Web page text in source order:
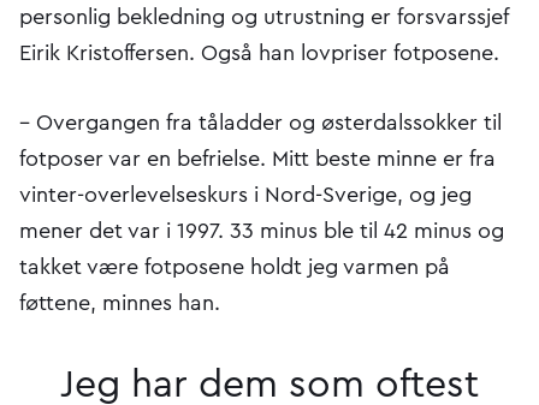
personlig bekledning og utrustning er forsvarssjef
Eirik Kristoffersen. Også han lovpriser fotposene.
– Overgangen fra tåladder og østerdalssokker til
fotposer var en befrielse. Mitt beste minne er fra
vinter-overlevelseskurs i Nord-Sverige, og jeg
mener det var i 1997. 33 minus ble til 42 minus og
takket være fotposene holdt jeg varmen på
føttene, minnes han.
Jeg har dem som oftest